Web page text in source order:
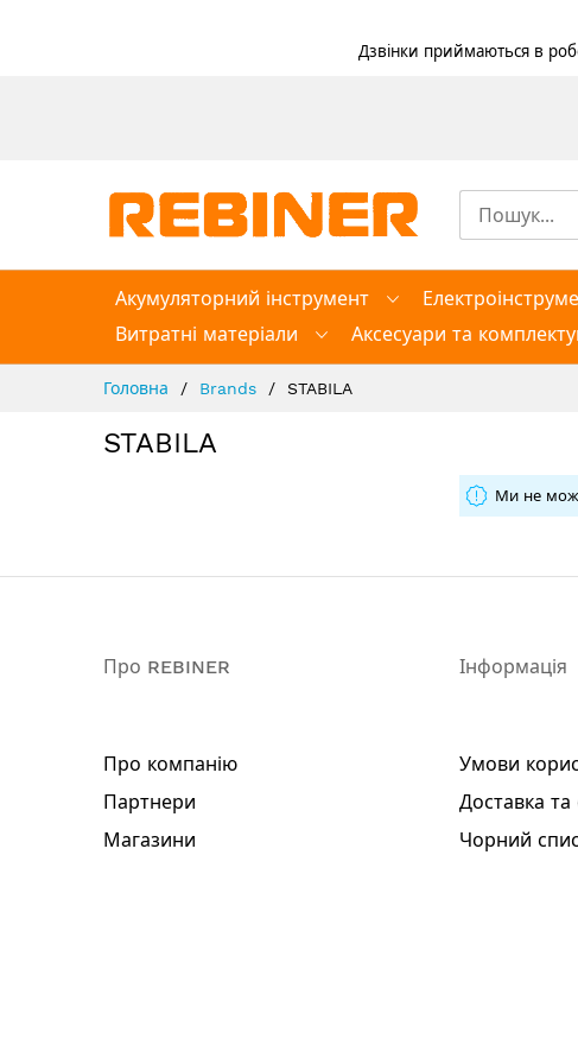
Дзвінки приймаються в
Акумуляторний інструмент
Витратні матеріали
Аксесуари та
Головна Brands STABILA
STABILA
Ми не
Про REBINER
Про компанію
Партнери
Магазини
Інформація
Умови
Доставка та
Чорний